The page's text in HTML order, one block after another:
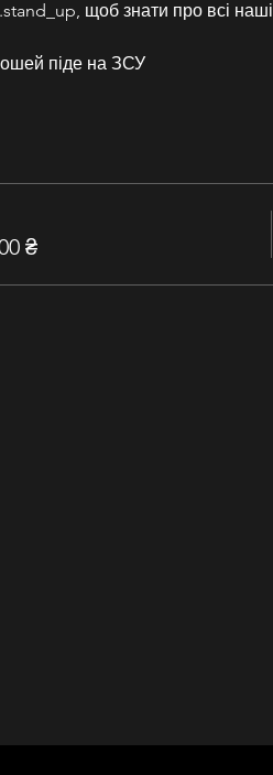
щоб знати про всі наші
піде на ЗСУ
₴